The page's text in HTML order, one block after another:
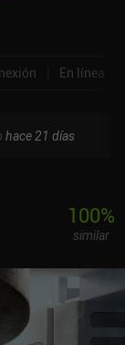
En línea
hace 21 días
100%
similar